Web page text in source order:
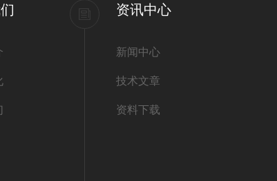
资讯中心
新闻中心
技术文章
资料下载